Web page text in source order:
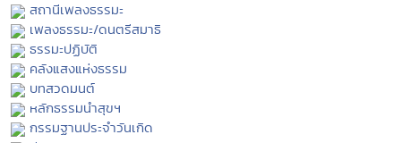
สถานีเพลงธรรมะ
เพลงธรรมะ/ดนตรีสมาธิ
ธรรมะปฏิบัติ
คลังแสงแห่งธรรม
บทสวดมนต์
หลักธรรมนำสุขฯ
กรรมฐานประจำวันเกิด